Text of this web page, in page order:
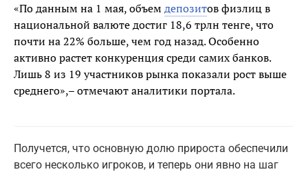
«По данным на 1 мая, объемдепозитов физлиц в
национальной валюте достиг 18,6 трлн тенге, что
почти на 22% больше, чем год назад. Особенно
активно растет конкуренция среди самих банков.
Лишь 8 из 19 участников рынка показали рост выше
среднего»,– отмечают аналитики портала.
Получется, что основную долю прироста обеспечили
всего несколько игроков, и теперь они явно на шаг